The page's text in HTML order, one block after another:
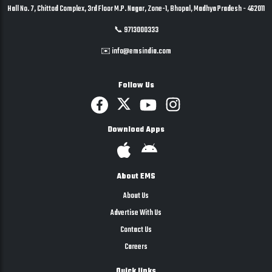
Hall No. 7, Chittod Complex, 3rd Floor M.P. Nagar, Zone-1, Bhopal, Madhya Pradesh - 462011
📞 9713000333
✉️ info@emsindia.com
Follow Us
Download Apps
About EMS
About Us
Advertise With Us
Contact Us
Careers